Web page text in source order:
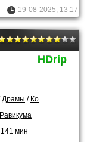
начал выступать в
19-08-2025, 13:17
HDrip
Драмы / Комедии
141 мин